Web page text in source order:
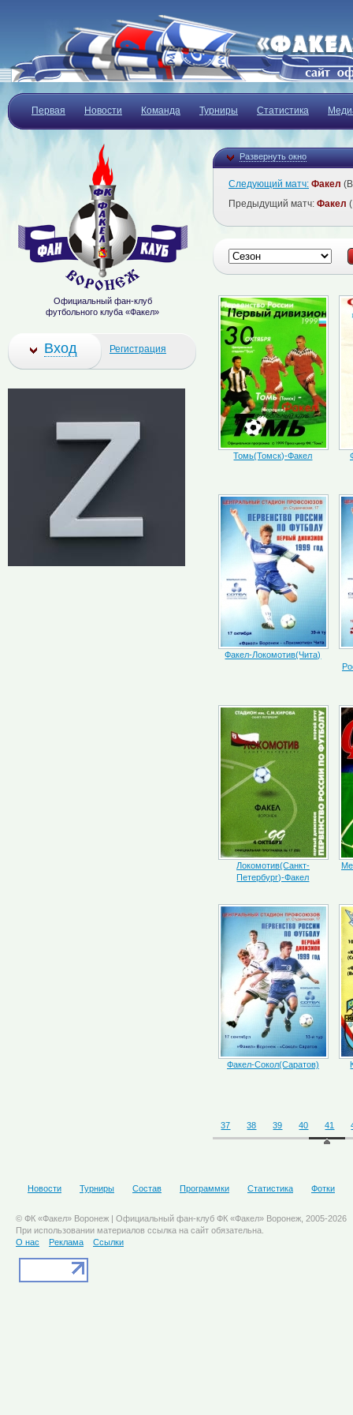
Первая Новости Команда Турниры Статистика
Развернуть окно
Следующий матч: Факел
Предыдущий матч: Факел
Томь(Томск)-Факел
Факел-Локомотив(Чита)
Локомотив(Санкт-
Петербург)-Факел
Факел-Сокол(Саратов)
37 38 39 40 41
Официальный фан-клуб
футбольного клуба «Факел»
Вход Регистрация
Новости Турниры Состав Программки Статистика Фотки
© ФК «Факел» Воронеж | Официальный фан-клуб ФК «Факел» Воронеж, 2005-2026
При использовании материалов ссылка на сайт обязательна.
О нас
Реклама Ссылки